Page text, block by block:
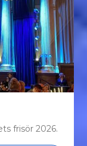
frisör 2026.